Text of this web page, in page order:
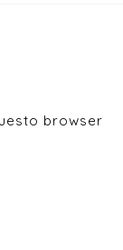
browser